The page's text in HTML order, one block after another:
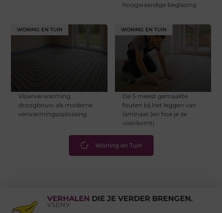
hoogwaardige beglazing
WONING EN TUIN
Vloerverwarming
droogbouw als moderne
verwarmingsoplossing
WONING EN TUIN
De 5 meest gemaakte
fouten bij het leggen van
laminaat (en hoe je ze
voorkomt)
Woning en Tuin
VERHALEN DIE JE VERDER BRENGEN.
VSENV